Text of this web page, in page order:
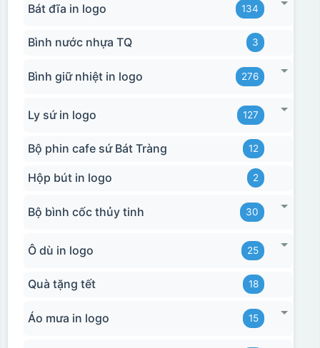
Kiểu in:
In Decal
Bát đĩa in logo 134
Bình nước nhựa TQ 3
Bình giữ nhiệt in logo 276
Ly sứ in logo 127
Bộ phin cafe sứ Bát Tràng 12
Hộp bút in logo 2
Bộ bình cốc thủy tinh 30
Ô dù in logo 25
Quà tặng tết 18
Áo mưa in logo 15